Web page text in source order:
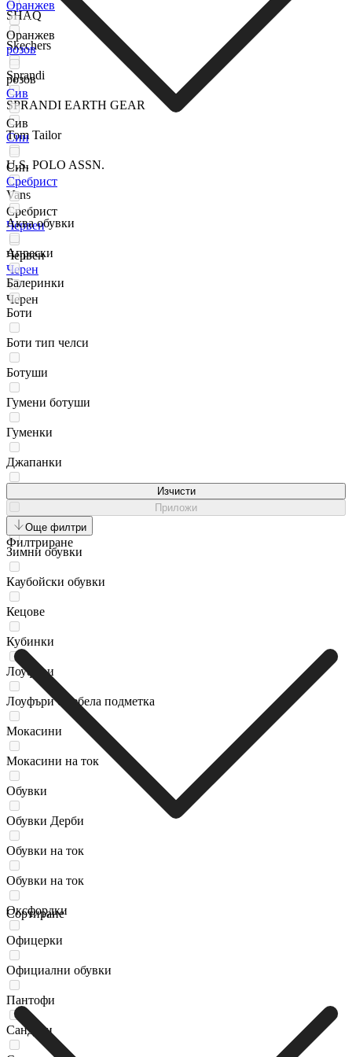
SHAQ
Skechers
Sprandi
SPRANDI EARTH GEAR
Tom Tailor
U.S. POLO ASSN.
Vans
Оранжев
Оранжев
розов
розов
Сив
Сив
Син
Син
Сребрист
Сребрист
Червен
Червен
Черен
Черен
Аква обувки
Апрески
Балеринки
Боти
Боти тип челси
Ботуши
Гумени ботуши
Гуменки
Джапанки
Еспадрили
Зимни обувки
Каубойски обувки
Кецове
Кубинки
Лоуфъри
Лоуфъри с дебела подметка
Мокасини
Мокасини на ток
Обувки
Обувки Дерби
Обувки на ток
Обувки на ток
Оксфордки
Офицерки
Официални обувки
Пантофи
Сандали
Изчисти
Приложи
Още филтри
Филтриране
Сортиране